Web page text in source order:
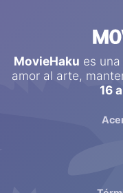
MovieHaku es
amor al arte,
16